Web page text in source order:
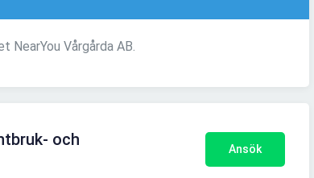
Vårgårda AB.
och
Ansök